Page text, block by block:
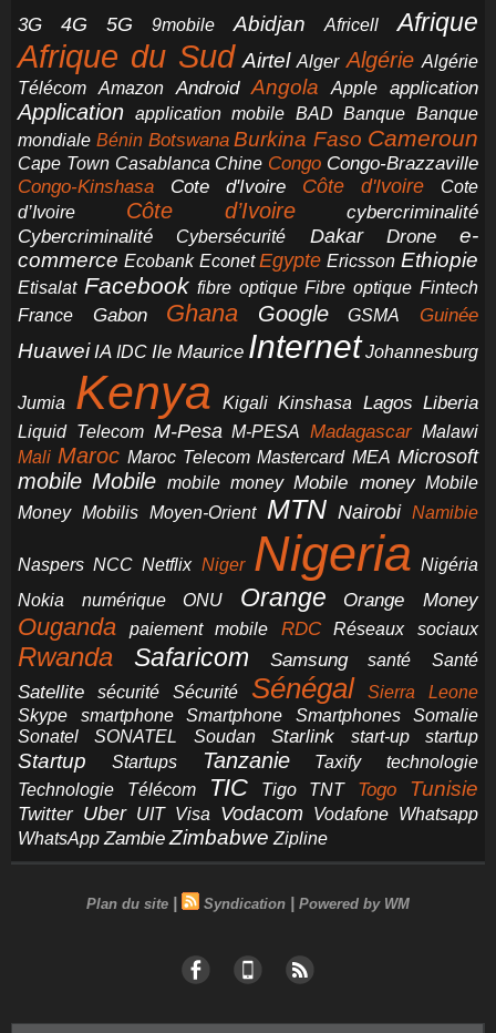
3G 4G 5G 9mobile Abidjan Africell Afrique
Afrique du Sud Airtel Alger Algérie Algérie
Télécom
Amazon Android Angola Apple application
Application application mobile BAD Banque Banque
mondiale Bénin Botswana Burkina Faso Cameroun
Cape Town Casablanca Chine Congo Congo-Brazzaville
Congo-Kinshasa Cote d'Ivoire Côte d'Ivoire
Cote
d’Ivoire
Côte d’Ivoire
cybercriminalité
Cybercriminalité
Cybersécurité Dakar Drone
e-
commerce Ecobank Econet Egypte Ericsson Ethiopie
Etisalat Facebook fibre optique Fibre optique Fintech
France
Gabon Ghana Google GSMA Guinée
Huawei IA IDC Ile Maurice Internet Johannesburg
Jumia Kenya Kigali Kinshasa Lagos Liberia
Liquid Telecom M-Pesa M-PESA Madagascar Malawi
Mali Maroc Maroc Telecom Mastercard MEA Microsoft
mobile Mobile mobile money Mobile money Mobile
Money Mobilis Moyen-Orient MTN Nairobi Namibie
Naspers NCC Netflix Niger Nigeria Nigéria
Nokia
numérique ONU Orange Orange Money
Ouganda paiement mobile RDC Réseaux sociaux
Rwanda Safaricom Samsung santé Santé
Satellite sécurité Sécurité Sénégal
Sierra Leone
Skype
smartphone Smartphone Smartphones
Somalie
Sonatel
SONATEL Soudan Starlink start-up startup
Startup Startups Tanzanie Taxify
technologie
Technologie
Télécom TIC Tigo TNT Togo Tunisie
Twitter Uber UIT Visa Vodacom Vodafone Whatsapp
WhatsApp Zambie Zimbabwe Zipline
Plan du site | Syndication | Powered by WM